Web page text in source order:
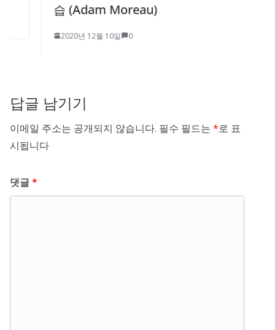
습 (Adam Moreau)
2020년 12월 10일 0
답글 남기기
이메일 주소는 공개되지 않습니다. 필수 필드는 *로 표
시됩니다
댓글*